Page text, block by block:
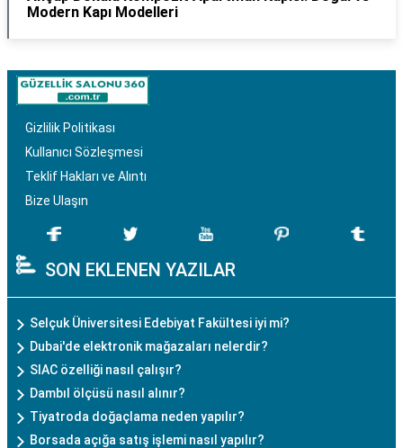
Modern Kapı Modelleri
Gizlilik Politikası
Kullanıcı Sözleşmesi
Teklif Hakları ve Alıntı
Bize Ulaşın
SON EKLENEN YAZILAR
Selçuk Üniversitesi Edebiyat Fakültesi iyi mi?
Dubai'de elektronik mağazaları nelerdir?
SIAC özelliği nasıl çalışır?
Dambıl ölçüsü nasıl alınır?
Tiyatroda doğaçlama neden yapılır?
Borsada açığa satış işlemi nasıl yapılır?